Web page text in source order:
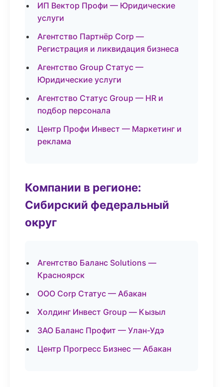
ИП Вектор Профи — Юридические
услуги
Агентство Партнёр Corp —
Регистрация и ликвидация бизнеса
Агентство Group Статус —
Юридические услуги
Агентство Статус Group — HR и
подбор персонала
Центр Профи Инвест — Маркетинг и
реклама
Компании в регионе:
Сибирский федеральный
округ
Агентство Баланс Solutions —
Красноярск
ООО Corp Статус — Абакан
Холдинг Инвест Group — Кызыл
ЗАО Баланс Профит — Улан-Удэ
Центр Прогресс Бизнес — Абакан